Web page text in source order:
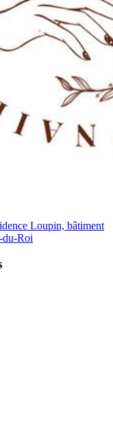
Loupin, bâtiment
du-Roi